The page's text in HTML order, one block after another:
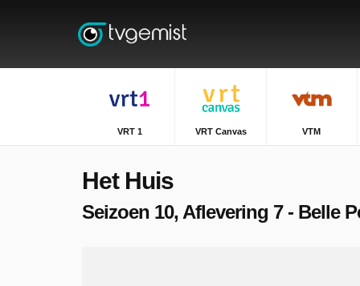
VRT 1 VRT Canvas VTM
Het Huis
Seizoen 10, Aflevering 7 - Belle